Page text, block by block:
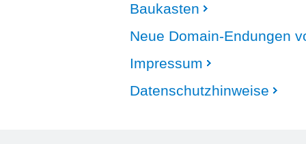
Baukasten
Neue Domain-Endungen
Impressum
Datenschutzhinweise